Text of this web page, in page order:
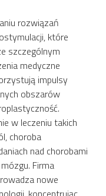
rozwiązań
które
szczególnym
medyczne
impulsy
obszarów
w leczeniu takich
choroba
nad chorobami
Firma
nowe